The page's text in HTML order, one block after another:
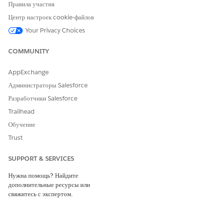
changes.
To delete a connection, click the down arrow of the
connection, and select
any integration app.
ЭТА СТАТЬЯ РЕШИЛА ВАШУ ПРОБЛЕМУ?
Оставьте свой отзыв, чтобы мы могли стать лучше!
Правила участия
Центр настроек cookie-файлов
Your Privacy Choices
COMMUNITY
AppExchange
Администраторы Salesforce
Разработчики Salesforce
Trailhead
Обучение
Trust
SUPPORT & SERVICES
Нужна помощь? Найдите
дополнительные ресурсы или
свяжитесь с экспертом.